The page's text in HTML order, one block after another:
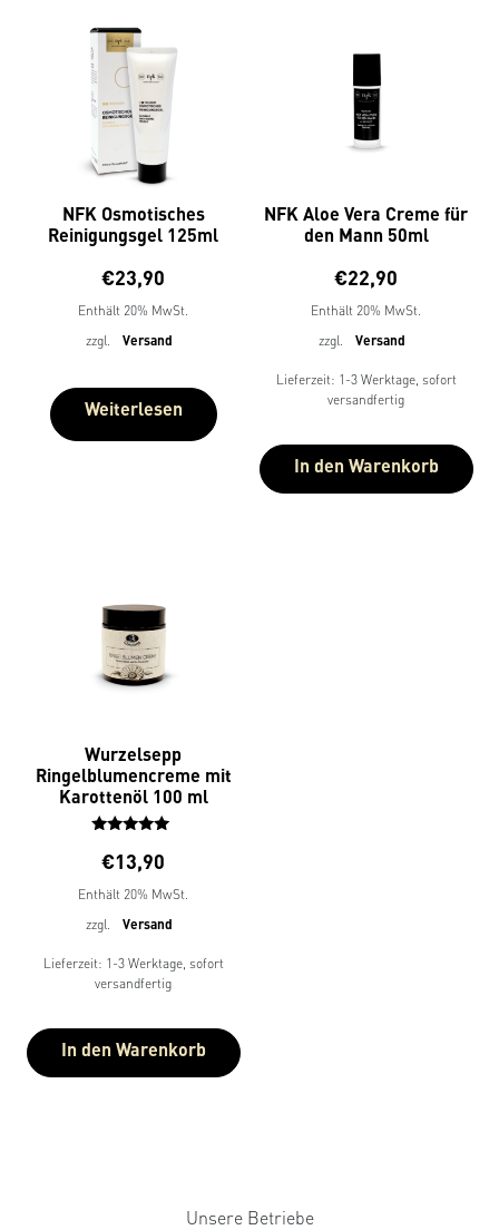
NFK Osmotisches
Reinigungsgel 125ml
€23,90
Enthält 20% MwSt.
zzgl.
Versand
Weiterlesen
NFK Aloe Vera Creme für
den Mann 50ml
€22,90
Enthält 20% MwSt.
zzgl.
Versand
Lieferzeit: 1-3 Werktage, sofort
versandfertig
In den Warenkorb
Wurzelsepp
Ringelblumencreme mit
Karottenöl 100 ml
Bewertet
mit
5.00
von 5
€13,90
Enthält 20% MwSt.
zzgl.
Versand
Lieferzeit: 1-3 Werktage, sofort
versandfertig
In den Warenkorb
Unsere Betriebe